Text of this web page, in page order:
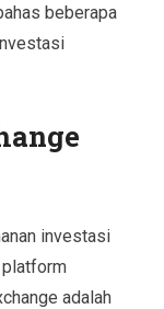
beberapa
investasi
platform
adalah